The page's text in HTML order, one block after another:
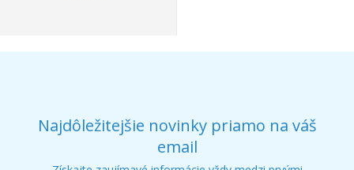
Najdôležitejšie novinky priamo na váš
email